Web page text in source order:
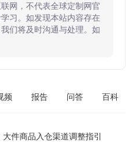
网，不代表全球定制网官
习。如发现本站内容存在
们将及时沟通与处理。如
频 报告 问答 百科
件商品入仓渠道调整指引